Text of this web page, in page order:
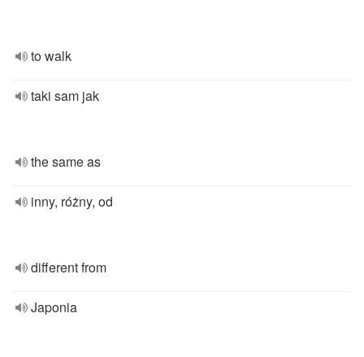
to walk
taki sam jak
the same as
inny, różny, od
different from
Japonia